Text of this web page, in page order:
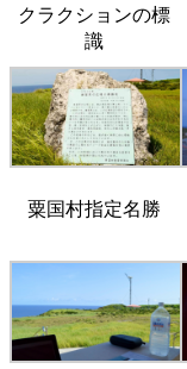
クラクションの標
識
粟国村指定名勝